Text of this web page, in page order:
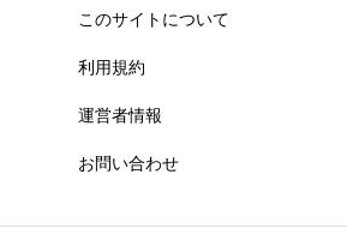
このサイトについて
利用規約
運営者情報
お問い合わせ